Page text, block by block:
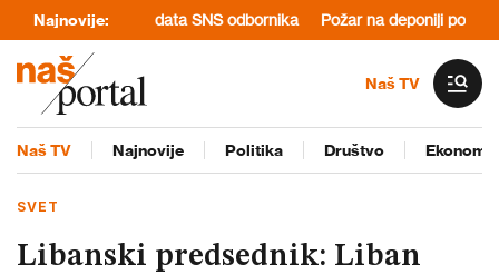
Najnovije:mandata SNS odbornika Požar na deponiji povećao
Naš TV
Naš TV Najnovije Politika Društvo
SVET
Libanski predsednik: Liban